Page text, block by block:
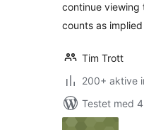
continue viewing
counts as
Tim Trott
200+ aktive
Testet med